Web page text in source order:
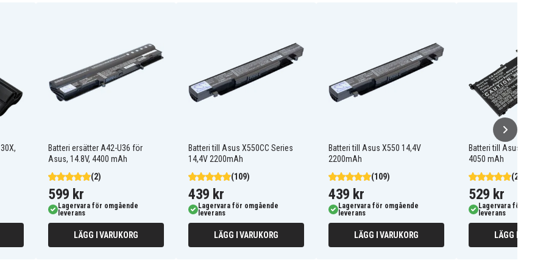
A41-UL50
A42-UL30
Asus U30J
Asus U30JC-A2B
Asus U30JT
Asus U33JC
Asus U35J
Asus U43J
Batteri ersätter A42-U36 för
Asus, 14.8V, 4400 mAh
(2)
599 kr
Lagervara för omgående
leverans
LÄGG I VARUKORG
Batteri till Asus X550CC Series
14,4V 2200mAh
(109)
439 kr
Lagervara för omgående
leverans
LÄGG I VARUKORG
Batteri till Asus X550 14,4V
2200mAh
(109)
439 kr
Lagervara för omgående
leverans
LÄGG I VARUKORG
Batteri till Asus
4050 mAh
(2)
529 kr
Lagervara för
leverans
LÄGG I